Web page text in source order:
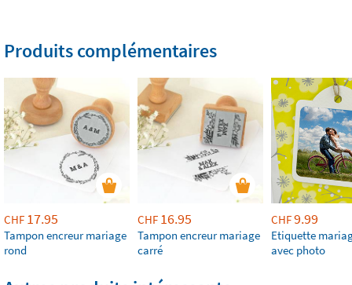
Produits complémentaires
CHF 17.95
Tampon encreur mariage
rond
CHF 16.95
Tampon encreur mariage
carré
CHF9.99
Etiquette
avec photo